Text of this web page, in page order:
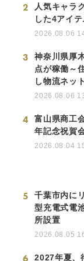
2
人気キャラ
した4アイ
2026.08.06
3
神奈川県厚
点が稼働～
し物流ネッ
2026.08.06
4
富山県商工
年記念祝賀
2026.08.04
5
千葉市内に
型充電式電
所設置
2026.08.05
6 2027年夏、